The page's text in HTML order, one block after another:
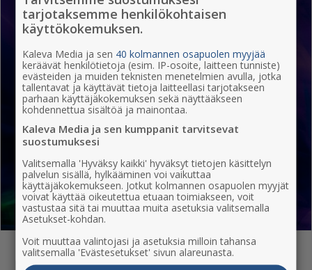
Lapset ja perhe Musiikki
Liikunta ja urheilu Luonto ja hyvinvointi
Museot ja näyttelyt Klubit ja ravintolat
tarjotaksemme henkilökohtaisen
käyttökokemuksen.
Kaleva Media ja sen 40 kolmannen osapuolen myyjää
keräävät henkilötietoja (esim. IP-osoite, laitteen tunniste)
evästeiden ja muiden teknisten menetelmien avulla, jotka
tallentavat ja käyttävät tietoja laitteellasi tarjotakseen
parhaan käyttäjäkokemuksen sekä näyttääkseen
kohdennettua sisältöä ja mainontaa.
Kaleva Media ja sen kumppanit tarvitsevat
suostumuksesi
Valitsemalla 'Hyväksy kaikki' hyväksyt tietojen käsittelyn
palvelun sisällä, hylkääminen voi vaikuttaa
käyttäjäkokemukseen. Jotkut kolmannen osapuolen myyjät
voivat käyttää oikeutettua etuaan toimiakseen, voit
vastustaa sitä tai muuttaa muita asetuksia valitsemalla
Asetukset-kohdan.
Voit muuttaa valintojasi ja asetuksia milloin tahansa
valitsemalla 'Evästesetukset' sivun alareunasta.